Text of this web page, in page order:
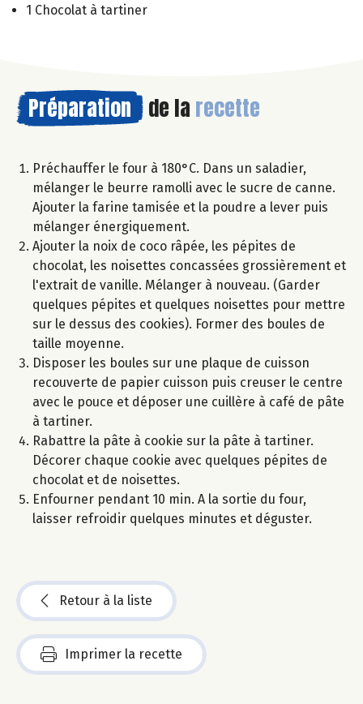
1 Chocolat à tartiner
Préparation de la recette
Préchauffer le four à 180°C. Dans un saladier,
mélanger le beurre ramolli avec le sucre de canne.
Ajouter la farine tamisée et la poudre a lever puis
mélanger énergiquement.
Ajouter la noix de coco râpée, les pépites de
chocolat, les noisettes concassées grossièrement et
l'extrait de vanille. Mélanger à nouveau. (Garder
quelques pépites et quelques noisettes pour mettre
sur le dessus des cookies). Former des boules de
taille moyenne.
Disposer les boules sur une plaque de cuisson
recouverte de papier cuisson puis creuser le centre
avec le pouce et déposer une cuillère à café de pâte
à tartiner.
Rabattre la pâte à cookie sur la pâte à tartiner.
Décorer chaque cookie avec quelques pépites de
chocolat et de noisettes.
Enfourner pendant 10 min. A la sortie du four,
laisser refroidir quelques minutes et déguster.
Retour à la liste
Imprimer la recette